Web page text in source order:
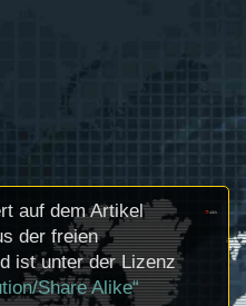
auf dem Artikel
der freien
ist unter der Lizenz
Share Alike“